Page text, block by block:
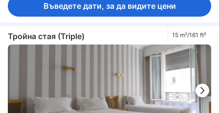
Ежедневно почистване
Бюро Килими
Кофи за боклук
Въведете дати, за да видите цени
Тройна стая (Triple) 15 m²/161 ft²